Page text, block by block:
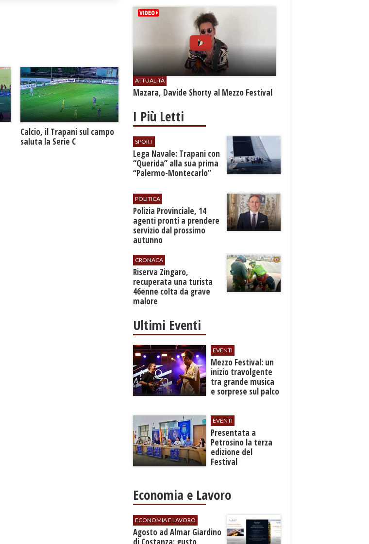
Calcio, il Trapani sul campo
saluta la Serie C
ATTUALITÀ
Mazara, Davide Shorty al Mezzo Festival
I Più Letti
SPORT
​Lega Navale: Trapani con
“Querida” alla sua prima
“Palermo-Montecarlo”
POLITICA
​Polizia Provinciale, 14
agenti pronti a prendere
servizio dal prossimo
autunno
CRONACA
​Riserva Zingaro,
recuperata una turista
46enne colta da grave
malore
Ultimi Eventi
EVENTI
Mezzo Festival: un
inizio travolgente
tra grande musica
e sorprese sul palco
EVENTI
Presentata a
Petrosino la terza
edizione del
Festival
"Voci dal
Mediterraneo"
Economia e Lavoro
ECONOMIA E LAVORO
Agosto ad Almar Giardino
di Costanza: gusto,